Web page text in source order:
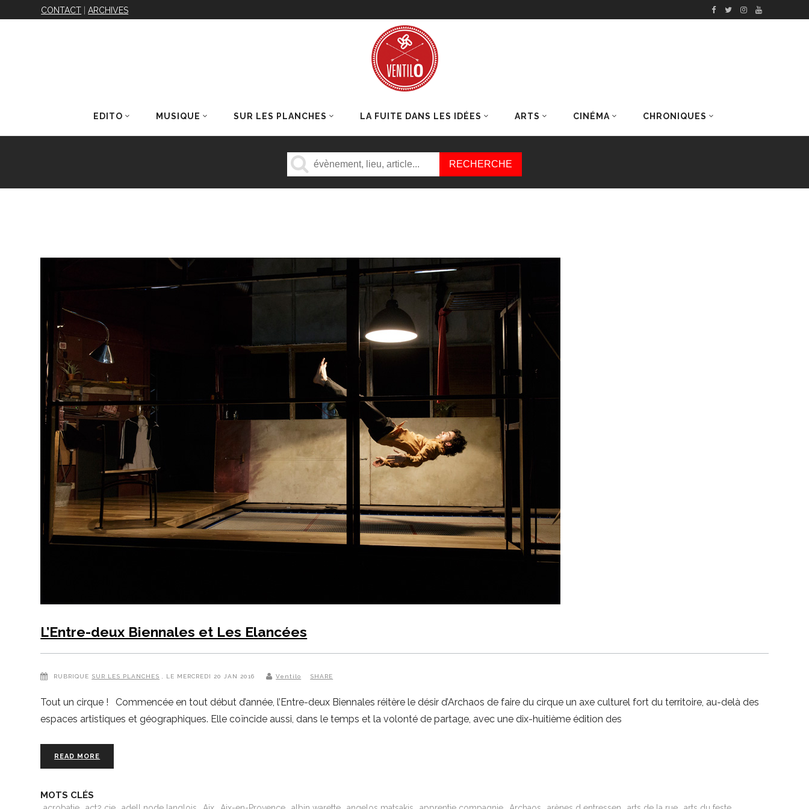
CONTACT |ARCHIVES
EDITO MUSIQUE SUR LES PLANCHES LA FUITE DANS LES IDÉES ARTS CINÉMA CHRONIQUES
DERNIERS ARTICLES
L’Entre-deux Biennales et Les Elancées
RUBRIQUE SUR LES PLANCHES , LE MERCREDI 20 JAN 2016 Ventilo SHARE
Tout un cirque ! Commencée en tout début d’année, l’Entre-deux Biennales réitère le désir d’Archaos de faire du cirque un axe culturel fort du territoire, au-delà des
espaces artistiques et géographiques. Elle coïncide aussi, dans le temps et la volonté de partage, avec une dix-huitième édition des
READ MORE
MOTS CLÉS